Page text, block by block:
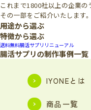
これまで1800社以上の企業の
その一部をご紹介いたします。
用途から選ぶ
特徴から選ぶ
送料無料腸活サプリ リニューアル
腸活サプリの制作事例一覧
IYONEとは
商品一覧